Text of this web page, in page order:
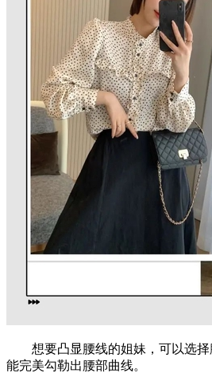
想要凸显腰线的姐妹，可以选择
能完美勾勒出腰部曲线。